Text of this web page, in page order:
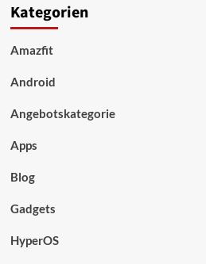
Kategorien
Amazfit
Android
Angebotskategorie
Apps
Blog
Gadgets
HyperOS